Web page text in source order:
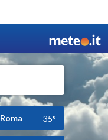
Roma 35°